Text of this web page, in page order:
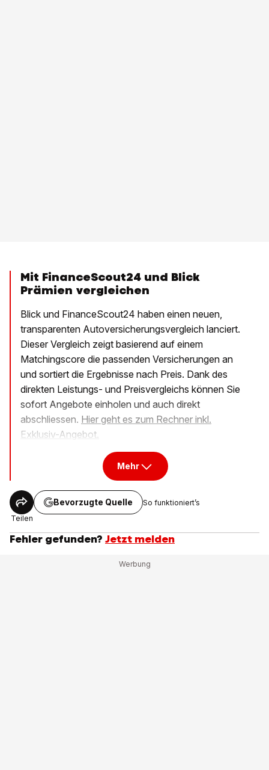
Mit FinanceScout24 und Blick
Prämien vergleichen
Blick und FinanceScout24 haben einen neuen,
transparenten Autoversicherungsvergleich lanciert.
Dieser Vergleich zeigt basierend auf einem
Matchingscore die passenden Versicherungen an
und sortiert die Ergebnisse nach Preis. Dank des
direkten Leistungs- und Preisvergleichs können Sie
sofort Angebote einholen und auch direkt
abschliessen. Hier geht es zum Rechner inkl.
Exklusiv-Angebot.
Mehr
Teilen
Bevorzugte Quelle So funktioniert’s
Fehler gefunden? Jetzt melden